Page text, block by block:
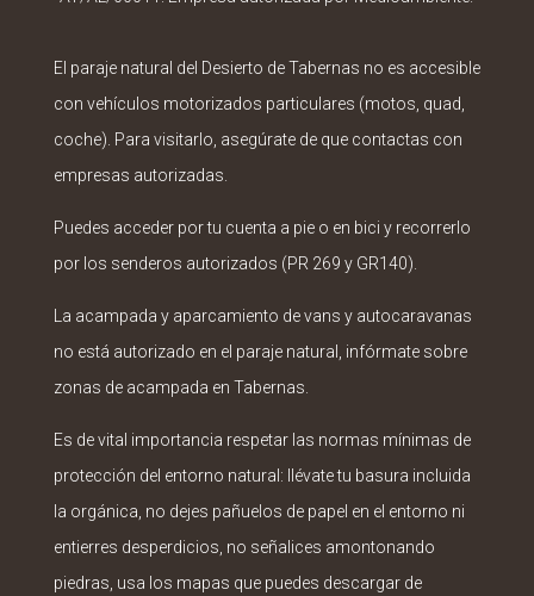
El paraje natural del Desierto de Tabernas no es accesible
con vehículos motorizados particulares (motos, quad,
coche). Para visitarlo, asegúrate de que contactas con
empresas autorizadas.
Puedes acceder por tu cuenta a pie o en bici y recorrerlo
por los senderos autorizados (PR 269 y GR140).
La acampada y aparcamiento de vans y autocaravanas
no está autorizado en el paraje natural, infórmate sobre
zonas de acampada en Tabernas.
Es de vital importancia respetar las normas mínimas de
protección del entorno natural: llévate tu basura incluida
la orgánica, no dejes pañuelos de papel en el entorno ni
entierres desperdicios, no señalices amontonando
piedras, usa los mapas que puedes descargar de